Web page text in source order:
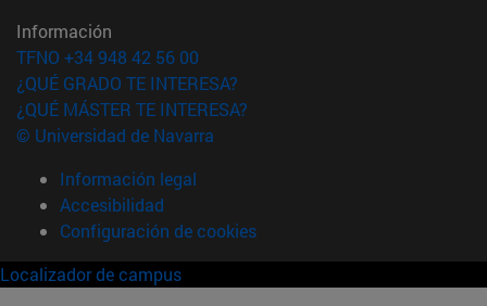
Información
TFNO +34 948 42 56 00
¿QUÉ GRADO TE INTERESA?
¿QUÉ MÁSTER TE INTERESA?
© Universidad de Navarra
Información legal
Accesibilidad
Configuración de cookies
Localizador de campus